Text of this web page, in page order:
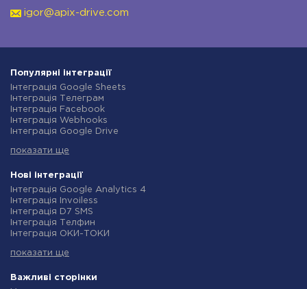
igor@apix-drive.com
Популярні інтеграції
Інтеграція Google Sheets
Інтеграція Телеграм
Інтеграція Facebook
Інтеграція Webhooks
Інтеграція Google Drive
Інтеграція Gmail
Інтеграція Rozetka
Інтеграція OpenAI (ChatGPT)
Інтеграція Binotel
Інтеграція Prom
Інтеграція Приват24
Інтеграція OLX
Інтеграція SendPulse
Інтеграція Stream Telecom
показати ще
Нові інтеграції
Інтеграція Google Analytics 4
Інтеграція Invoiless
Інтеграція D7 SMS
Інтеграція Телфин
Інтеграція ОКИ-ТОКИ
Інтеграція Microsoft Dynamics 365
Інтеграція TxtSync
показати ще
Важливі сторінки